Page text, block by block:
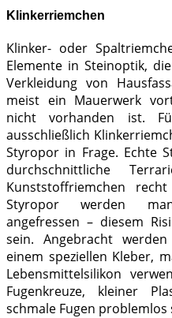
Klinkerriemchen
Klinker- oder
Elemente in Steinoptik,
Verkleidung von
meist ein Mauerwerk
nicht vorhanden ist.
ausschließlich
Styropor in Frage. Echte
durchschnittliche
Kunststoffriemchen
Styropor werden
angefressen – diesem
sein. Angebracht
einem speziellen Kleber,
Lebensmittelsilikon
Fugenkreuze, kleiner
schmale Fugen